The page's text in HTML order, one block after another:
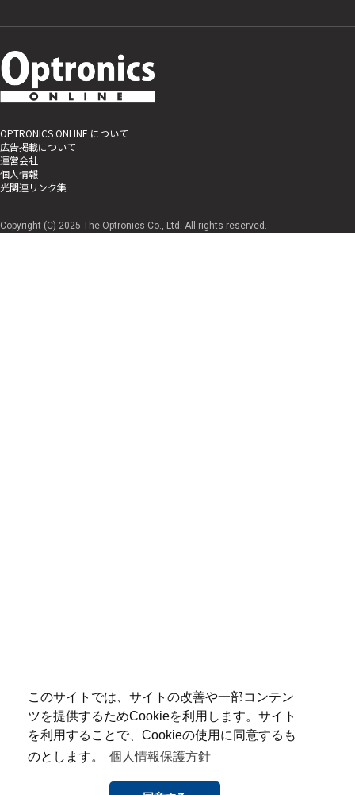
このサイトでは、サイトの改善や一部コンテン
ツを提供するためCookieを利用します。サイト
を利用することで、Cookieの使用に同意するも
のとします。
個人情報保護方針
OPTRONICS ONLINE について
広告掲載について
運営会社
個人情報
光関連リンク集
Copyright (C) 2025 The Optronics Co., Ltd. All rights reserved.